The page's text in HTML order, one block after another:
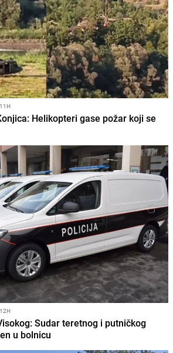
Helikopteri gase požar koji se
Sudar teretnog i putničkog
u bolnicu